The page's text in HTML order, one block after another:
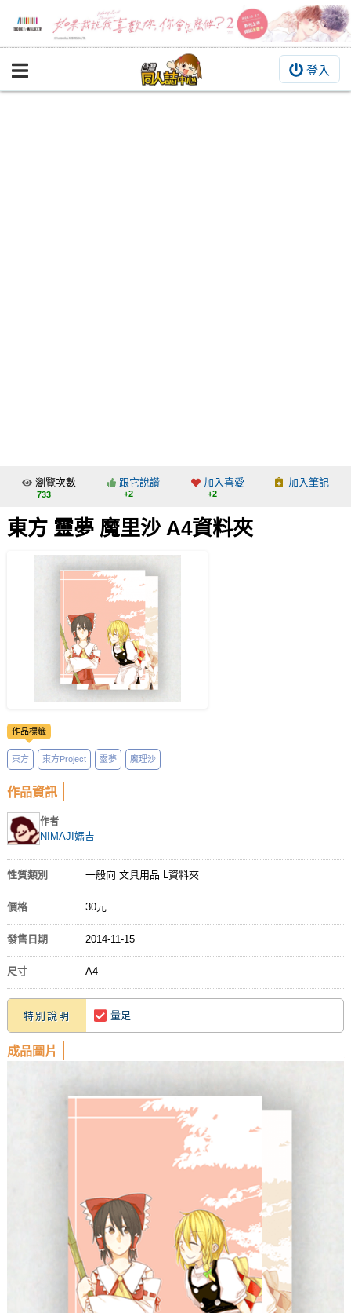
登入
BOOKY書集倉庫
交流中心
攤位轉讓區
會員中心
註冊會員
登入
瀏覽次數
733
跟它說讚
+2
加入喜愛
+2
加入筆記
東方 靈夢 魔里沙 A4資料夾
作品標籤
東方 東方Project 靈夢 魔理沙
作品資訊
作者
NIMAJI媽吉
性質類別 一般向 文具用品 L資料夾
價格 30元
發售日期 2014-11-15
尺寸 A4
特別說明 量足
成品圖片